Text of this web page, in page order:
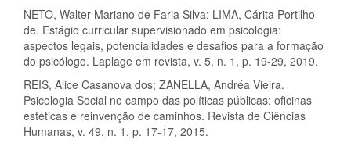
NETO, Walter Mariano de Faria Silva; LIMA, Cárita Portilho
de. Estágio curricular supervisionado em psicologia:
aspectos legais, potencialidades e desafios para a formação
do psicólogo. Laplage em revista, v. 5, n. 1, p. 19-29, 2019.
REIS, Alice Casanova dos; ZANELLA, Andréa Vieira.
Psicologia Social no campo das políticas públicas: oficinas
estéticas e reinvenção de caminhos. Revista de Ciências
Humanas, v. 49, n. 1, p. 17-17, 2015.